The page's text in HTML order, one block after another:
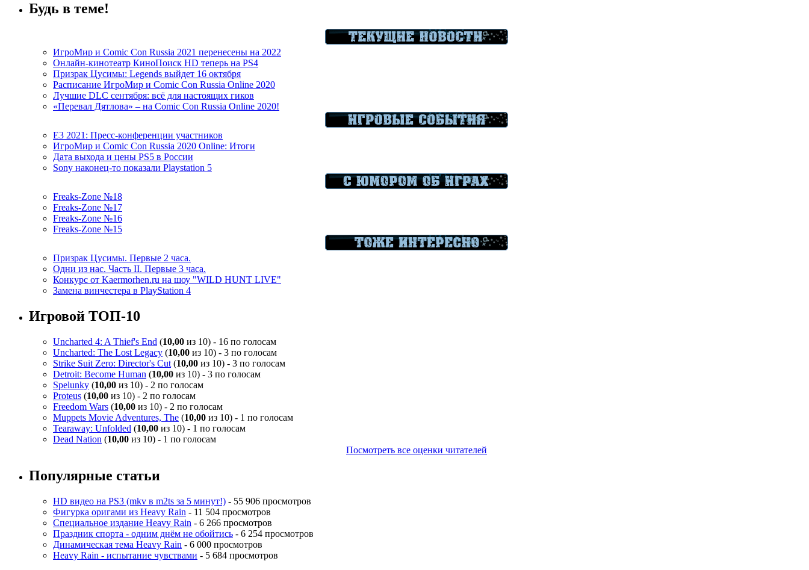
Будь в теме!
ИгроМир и Comic Con Russia 2021 перенесены на 2022
Онлайн-кинотеатр КиноПоиск HD теперь на PS4
Призрак Цусимы: Legends выйдет 16 октября
Расписание ИгроМир и Comic Con Russia Online 2020
Лучшие DLC сентября: всё для настоящих гиков
«Перевал Дятлова» – на Comic Con Russia Online 2020!
E3 2021: Пресс-конференции участников
ИгроМир и Comic Con Russia 2020 Online: Итоги
Дата выхода и цены PS5 в России
Sony наконец-то показали Playstation 5
Freaks-Zone №18
Freaks-Zone №17
Freaks-Zone №16
Freaks-Zone №15
Призрак Цусимы. Первые 2 часа.
Одни из нас. Часть II. Первые 3 часа.
Конкурс от Kaermorhen.ru на шоу "WILD HUNT LIVE"
Замена винчестера в PlayStation 4
Игровой ТОП-10
Uncharted 4: A Thief's End (10,00 из 10) - 16 по голосам
Uncharted: The Lost Legacy (10,00 из 10) - 3 по голосам
Strike Suit Zero: Director's Cut (10,00 из 10) - 3 по голосам
Detroit: Become Human (10,00 из 10) - 3 по голосам
Spelunky (10,00 из 10) - 2 по голосам
Proteus (10,00 из 10) - 2 по голосам
Freedom Wars (10,00 из 10) - 2 по голосам
Muppets Movie Adventures, The (10,00 из 10) - 1 по голосам
Tearaway: Unfolded (10,00 из 10) - 1 по голосам
Dead Nation (10,00 из 10) - 1 по голосам
Посмотреть все оценки читателей
Популярные статьи
HD видео на PS3 (mkv в m2ts за 5 минут!) - 55 906 просмотров
Фигурка оригами из Heavy Rain - 11 504 просмотров
Специальное издание Heavy Rain - 6 266 просмотров
Праздник спорта - одним днём не обойтись - 6 254 просмотров
Динамическая тема Heavy Rain - 6 000 просмотров
Heavy Rain - испытание чувствами - 5 684 просмотров